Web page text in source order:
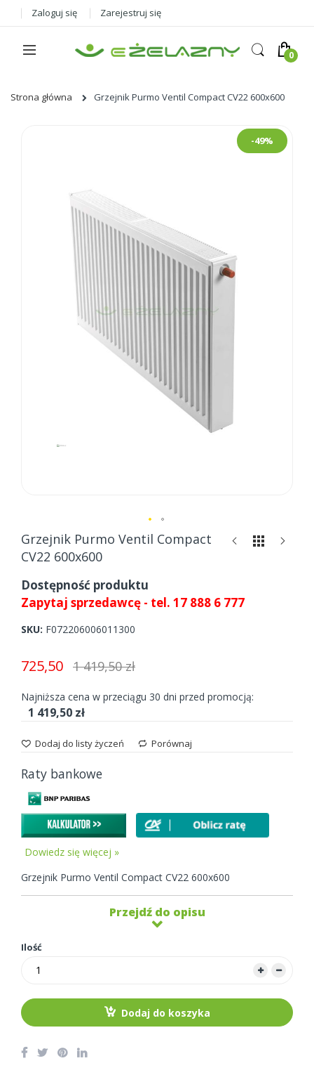
Zaloguj się Zarejestruj się
Strona główna Grzejnik Purmo Ventil Compact CV22 600x600
-49%
Skip
to
beginning
of
the
images
Grzejnik Purmo Ventil Compact
CV22 600x600
Dostępność produktu
Zapytaj sprzedawcę - tel. 17 888 6 777
SKU F072206006011300
725,50 1 419,50 zł
Najniższa cena w przeciągu 30 dni przed promocją:
1 419,50 zł
Dodaj do listy życzeń Porównaj
Raty bankowe
Dowiedz się więcej »
Grzejnik Purmo Ventil Compact CV22 600x600
Przejdź do opisu
Ilość
Dodaj do koszyka